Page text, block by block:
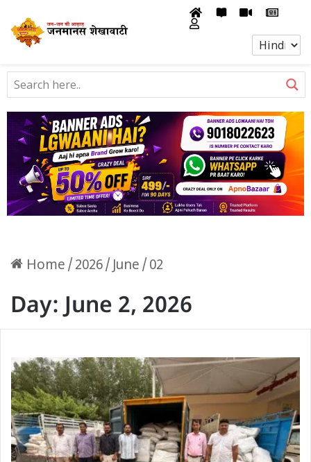
Home / 2026/June / 02
Day:June 2, 2026